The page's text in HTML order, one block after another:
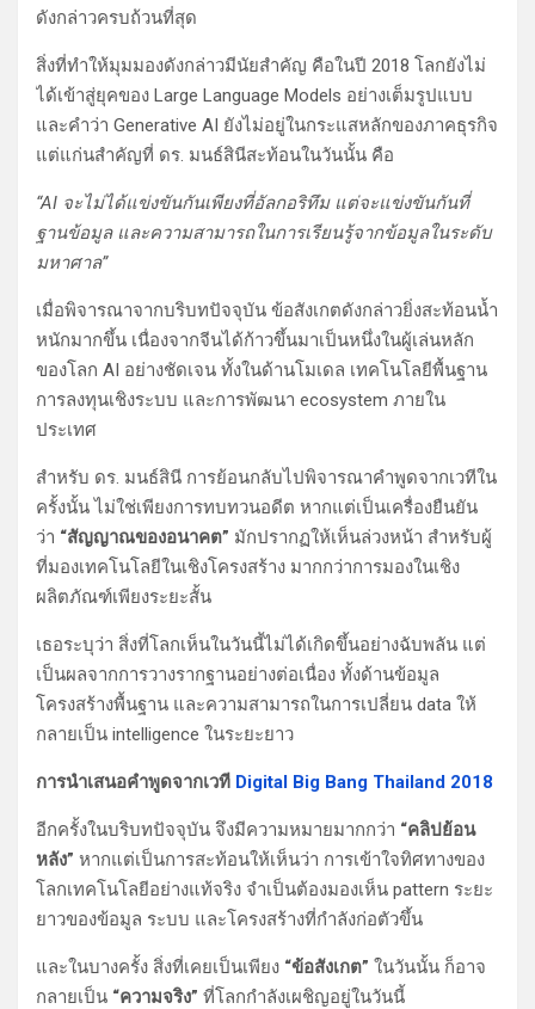
ดังกล่าวครบถ้วนที่สุด
สิ่งที่ทำให้มุมมองดังกล่าวมีนัยสำคัญ คือในปี 2018 โลกยังไม่
ได้เข้าสู่ยุคของ Large Language Models อย่างเต็มรูปแบบ
และคำว่า Generative AI ยังไม่อยู่ในกระแสหลักของภาคธุรกิจ
แต่แก่นสำคัญที่ ดร. มนธ์สินีสะท้อนในวันนั้น คือ
“AI จะไม่ได้แข่งขันกันเพียงที่อัลกอริทึม แต่จะแข่งขันกันที่
ฐานข้อมูล และความสามารถในการเรียนรู้จากข้อมูลในระดับ
มหาศาล”
เมื่อพิจารณาจากบริบทปัจจุบัน ข้อสังเกตดังกล่าวยิ่งสะท้อนน้ำ
หนักมากขึ้น เนื่องจากจีนได้ก้าวขึ้นมาเป็นหนึ่งในผู้เล่นหลัก
ของโลก AI อย่างชัดเจน ทั้งในด้านโมเดล เทคโนโลยีพื้นฐาน
การลงทุนเชิงระบบ และการพัฒนา ecosystem ภายใน
ประเทศ
สำหรับ ดร. มนธ์สินี การย้อนกลับไปพิจารณาคำพูดจากเวทีใน
ครั้งนั้น ไม่ใช่เพียงการทบทวนอดีต หากแต่เป็นเครื่องยืนยัน
ว่า “สัญญาณของอนาคต” มักปรากฏให้เห็นล่วงหน้า สำหรับผู้
ที่มองเทคโนโลยีในเชิงโครงสร้าง มากกว่าการมองในเชิง
ผลิตภัณฑ์เพียงระยะสั้น
เธอระบุว่า สิ่งที่โลกเห็นในวันนี้ไม่ได้เกิดขึ้นอย่างฉับพลัน แต่
เป็นผลจากการวางรากฐานอย่างต่อเนื่อง ทั้งด้านข้อมูล
โครงสร้างพื้นฐาน และความสามารถในการเปลี่ยน data ให้
กลายเป็น intelligence ในระยะยาว
การนำเสนอคำพูดจากเวที Digital Big Bang Thailand 2018
อีกครั้งในบริบทปัจจุบัน จึงมีความหมายมากกว่า “คลิปย้อน
หลัง” หากแต่เป็นการสะท้อนให้เห็นว่า การเข้าใจทิศทางของ
โลกเทคโนโลยีอย่างแท้จริง จำเป็นต้องมองเห็น pattern ระยะ
ยาวของข้อมูล ระบบ และโครงสร้างที่กำลังก่อตัวขึ้น
และในบางครั้ง สิ่งที่เคยเป็นเพียง “ข้อสังเกต” ในวันนั้น ก็อาจ
กลายเป็น “ความจริง” ที่โลกกำลังเผชิญอยู่ในวันนี้